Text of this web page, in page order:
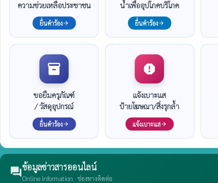
ความช่วยเหลือประชาชน
ยื่นคำร้องarrow_forward
น้ำเพื่ออุปโภคบริโภค
ยื่นคำร้องarrow_forward
inventory_2
ขอยืมครุภัณฑ์
/ วัสดุอุปกรณ์
ยื่นคำร้องarrow_forward
report
แจ้งเบาะแส
ป้ายโฆษณา/สิ่งรุกล้ำ
แจ้งเบาะแสarrow_forward
forumข้อมูลข่าวสารออนไลน์
Online Information · ช่องทางติดต่อ